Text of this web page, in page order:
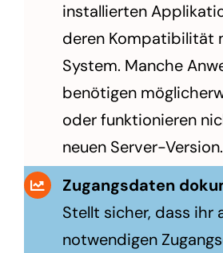
installierten
deren Kompatibilität
System. Manche
benötigen
oder funktionieren
neuen Server-Version.
Zugangsdaten
Stellt sicher, dass ihr
notwendigen